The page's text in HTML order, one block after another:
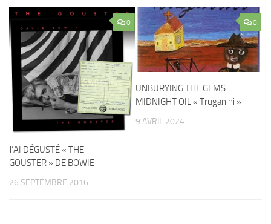
0
J’AI DÉGUSTÉ « THE
GOUSTER » DE BOWIE
26 SEPTEMBRE 2016
0
UNBURYING THE GEMS :
MIDNIGHT OIL « Truganini »
9 AVRIL 2024